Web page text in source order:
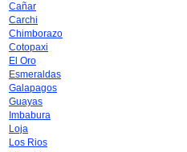
Cañar
Carchi
Chimborazo
Cotopaxi
El Oro
Esmeraldas
Galapagos
Guayas
Imbabura
Loja
Los Rios